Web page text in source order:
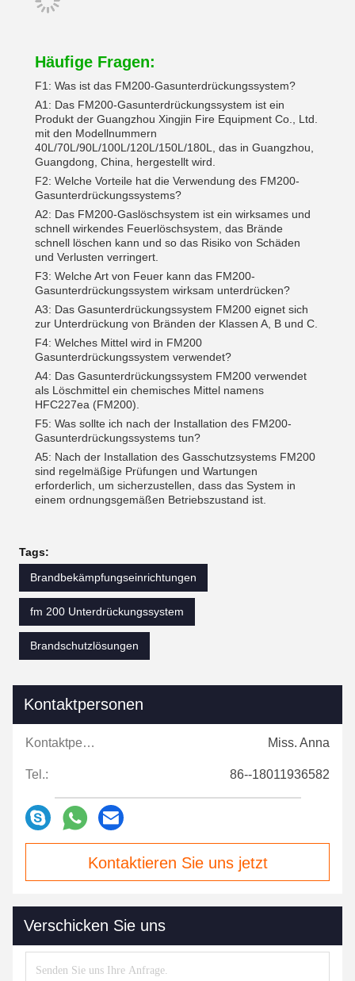
Häufige Fragen:
F1: Was ist das FM200-Gasunterdrückungssystem?
A1: Das FM200-Gasunterdrückungssystem ist ein
Produkt der Guangzhou Xingjin Fire Equipment Co., Ltd.
mit den Modellnummern
40L/70L/90L/100L/120L/150L/180L, das in Guangzhou,
Guangdong, China, hergestellt wird.
F2: Welche Vorteile hat die Verwendung des FM200-
Gasunterdrückungssystems?
A2: Das FM200-Gaslöschsystem ist ein wirksames und
schnell wirkendes Feuerlöschsystem, das Brände
schnell löschen kann und so das Risiko von Schäden
und Verlusten verringert.
F3: Welche Art von Feuer kann das FM200-
Gasunterdrückungssystem wirksam unterdrücken?
A3: Das Gasunterdrückungssystem FM200 eignet sich
zur Unterdrückung von Bränden der Klassen A, B und C.
F4: Welches Mittel wird in FM200
Gasunterdrückungssystem verwendet?
A4: Das Gasunterdrückungssystem FM200 verwendet
als Löschmittel ein chemisches Mittel namens
HFC227ea (FM200).
F5: Was sollte ich nach der Installation des FM200-
Gasunterdrückungssystems tun?
A5: Nach der Installation des Gasschutzsystems FM200
sind regelmäßige Prüfungen und Wartungen
erforderlich, um sicherzustellen, dass das System in
einem ordnungsgemäßen Betriebszustand ist.
Tags:
Brandbekämpfungseinrichtungen
fm 200 Unterdrückungssystem
Brandschutzlösungen
Kontaktpersonen
Kontaktpersonen: Miss. Anna
Tel.: 86--18011936582
Kontaktieren Sie uns jetzt
Verschicken Sie uns